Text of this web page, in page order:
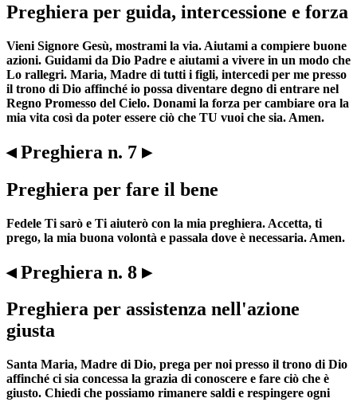
Preghiera per guida, intercessione e forza
Vieni Signore Gesù, mostrami la via. Aiutami a compiere buone
azioni. Guidami da Dio Padre e aiutami a vivere in un modo che
Lo rallegri. Maria, Madre di tutti i figli, intercedi per me presso
il trono di Dio affinché io possa diventare degno di entrare nel
Regno Promesso del Cielo. Donami la forza per cambiare ora la
mia vita così da poter essere ciò che TU vuoi che sia. Amen.
◂ Preghiera n. 7 ▸
Preghiera per fare il bene
Fedele Ti sarò e Ti aiuterò con la mia preghiera. Accetta, ti
prego, la mia buona volontà e passala dove è necessaria. Amen.
◂ Preghiera n. 8 ▸
Preghiera per assistenza nell'azione
giusta
Santa Maria, Madre di Dio, prega per noi presso il trono di Dio
affinché ci sia concessa la grazia di conoscere e fare ciò che è
giusto. Chiedi che possiamo rimanere saldi e respingere ogni